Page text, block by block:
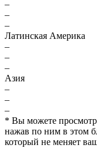
–
–
–
Латинская Америка
–
–
–
Азия
–
–
–
* Вы можете
нажав по ним в этом
который не меняет